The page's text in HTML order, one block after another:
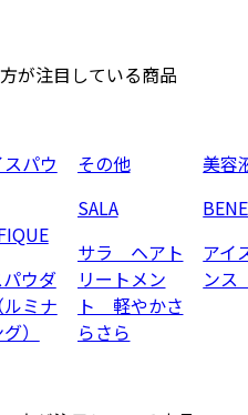
が注目している商品
パウ
ウダ
ミナ
）
その他
SALA
サラ ヘアト
リートメン
ト 軽やかさ
らさら
美容
アイ
ン